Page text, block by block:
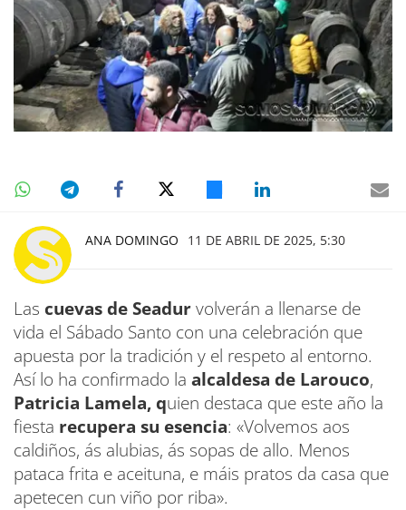
ANA DOMINGO 11 DE ABRIL DE 2025, 5:30
Las cuevas de Seadurvolverán a llenarse de
vida el Sábado Santo con una celebración que
apuesta por la tradición y el respeto al entorno.
Así lo ha confirmado la alcaldesa de Larouco,
Patricia Lamela, quien destaca que este año la
fiesta recupera su esencia: «Volvemos aos
caldiños, ás alubias, ás sopas de allo. Menos
pataca frita e aceituna, e máis pratos da casa que
apetecen cun viño por riba».